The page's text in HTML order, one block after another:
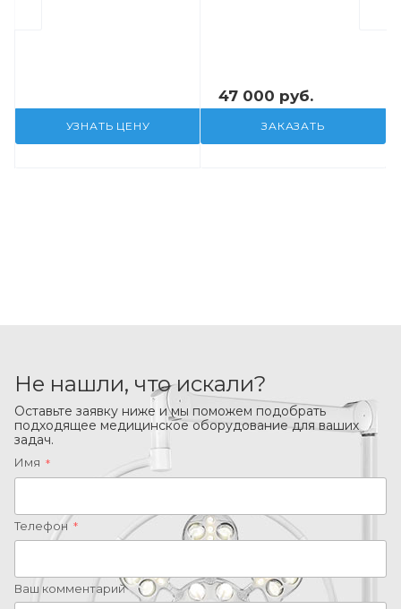
УЗНАТЬ ЦЕНУ
47 000 руб.
ЗАКАЗАТЬ
Не нашли, что искали?
Оставьте заявку ниже и мы поможем подобрать
подходящее медицинское оборудование для ваших
задач.
Имя *
Телефон *
Ваш комментарий